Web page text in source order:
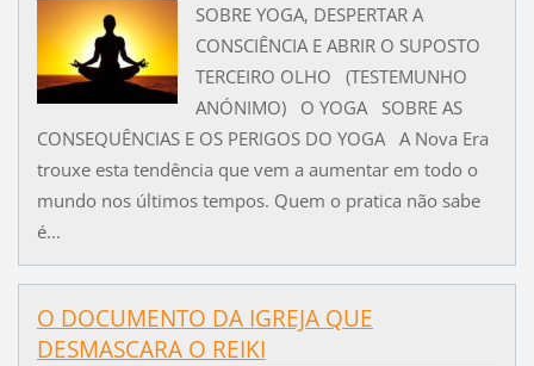
SOBRE YOGA, DESPERTAR A
CONSCIÊNCIA E ABRIR O SUPOSTO
TERCEIRO OLHO (TESTEMUNHO
ANÓNIMO) O YOGA SOBRE AS
CONSEQUÊNCIAS E OS PERIGOS DO YOGA A Nova Era
trouxe esta tendência que vem a aumentar em todo o
mundo nos últimos tempos. Quem o pratica não sabe
é...
O DOCUMENTO DA IGREJA QUE
DESMASCARA O REIKI